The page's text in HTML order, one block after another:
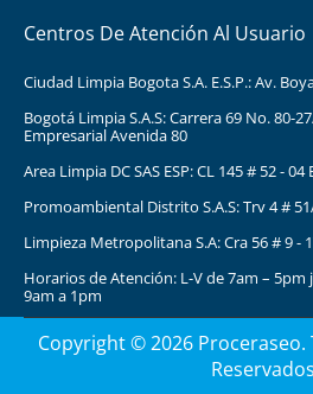
Centros De Atención Al Usuario
Ciudad Limpia Bogota S.A. E.S.P.: Av.
Bogotá Limpia S.A.S: Carrera 69 No. 80-
Empresarial Avenida 80
Area Limpia DC SAS ESP: CL 145 # 52 -
Promoambiental Distrito S.A.S: Trv 4 #
Limpieza Metropolitana S.A: Cra 56 # 9 -
Horarios de Atención: L-V de 7am –
9am a 1pm
Copyright © 2026 Proceraseo.